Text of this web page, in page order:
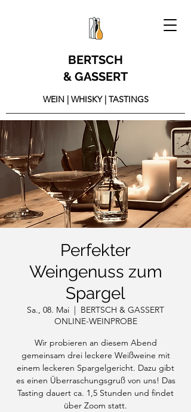
BERTSCH
& GASSERT
WEIN | WHISKY | TASTINGS
Perfekter
Weingenuss zum
Spargel
Sa., 08. Mai
  |
BERTSCH & GASSERT
ONLINE-WEINPROBE
Wir probieren an diesem Abend
gemeinsam drei leckere Weißweine mit
einem leckeren Spargelgericht. Dazu gibt
es einen Überraschungsgruß von uns! Das
Tasting dauert ca. 1,5 Stunden und findet
über Zoom statt.